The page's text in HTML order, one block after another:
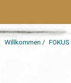
Willkommen / FOKUS